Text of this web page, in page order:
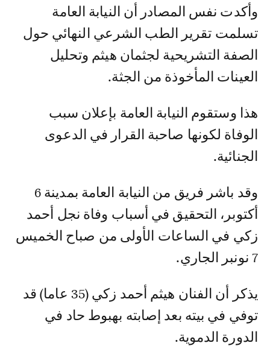
وأكدت نفس المصادر أن النيابة العامة
تسلمت تقرير الطب الشرعي النهائي حول
الصفة التشريحية لجثمان هيثم وتحليل
العينات المأخوذة من الجثة.
هذا وستقوم النيابة العامة بإعلان سبب
الوفاة لكونها صاحبة القرار في الدعوى
الجنائية.
وقد باشر فريق من النيابة العامة بمدينة 6
أكتوبر، التحقيق في أسباب وفاة نجل أحمد
زكي في الساعات الأولى من صباح الخميس
7 نونبر الجاري.
يذكر أن الفنان هيثم أحمد زكي (35 عاما) قد
توفي في بيته بعد إصابته بهبوط حاد في
الدورة الدموية.